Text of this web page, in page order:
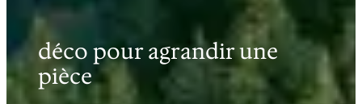
déco pour agrandir une
pièce